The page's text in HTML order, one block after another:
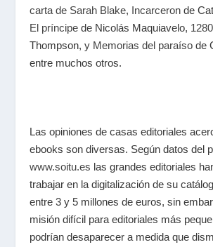
carta de Sarah Blake, Incarceron de
El príncipe de Nicolás Maquiavelo,
Thompson, y Memorias del paraíso de
entre muchos otros.
Las opiniones de casas editoriales
ebooks son diversas. Según datos del
www.soitu.es las grandes editoriales
trabajar en la digitalización de su
entre 3 y 5 millones de euros, sin
misión difícil para editoriales más
podrían desaparecer a medida que